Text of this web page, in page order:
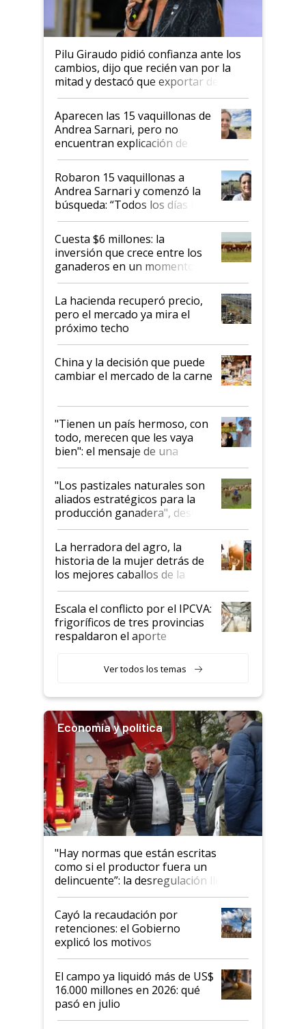
Pilu Giraudo pidió confianza ante los
cambios, dijo que recién van por la
mitad y destacó que exportar dejó de
ser "para unos pocos": "Tenemos un
mandato muy claro del gobierno
nacional"
Aparecen las 15 vaquillonas de
Andrea Sarnari, pero no
encuentran explicación de
cómo llegaron allí
Robaron 15 vaquillonas a
Andrea Sarnari y comenzó la
búsqueda: “Todos los días le
toca a algún productor”
Cuesta $6 millones: la
inversión que crece entre los
ganaderos en un momento
histórico para la actividad
La hacienda recuperó precio,
pero el mercado ya mira el
próximo techo
China y la decisión que puede
cambiar el mercado de la carne
"Tienen un país hermoso, con
todo, merecen que les vaya
bien": el mensaje de una
ganadera uruguaya sobre las
oportunidades que se abren
para el agro en Argentina, con
foco en la carne
"Los pastizales naturales son
aliados estratégicos para la
producción ganadera", destaca
la iniciativa que ya reúne a 46
establecimientos en Argentina
La herradora del agro, la
historia de la mujer detrás de
los mejores caballos de la
Argentina y los mitos que
todavía hacen sufrir a estos
animales: "Mientras me
descalificaban, yo seguí
haciendo currículum"
Escala el conflicto por el IPCVA:
frigoríficos de tres provincias
respaldaron el aporte
Ver todos los temas
Economía y política
"Hay normas que están escritas
como si el productor fuera un
delincuente”: la desregulación llegó
al Congreso Aapresid y hasta se
habló del financiamiento al IPCVA
Cayó la recaudación por
retenciones: el Gobierno
explicó los motivos
El campo ya liquidó más de US$
16.000 millones en 2026: qué
pasó en julio